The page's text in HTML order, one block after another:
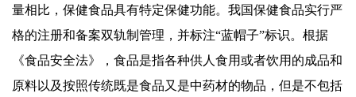
量相比，保健食品具有特定保健功能。我国保健食品实行严
格的注册和备案双轨制管理，并标注“蓝帽子”标识。根据
《食品安全法》，食品是指各种供人食用或者饮用的成品和
原料以及按照传统既是食品又是中药材的物品，但是不包括